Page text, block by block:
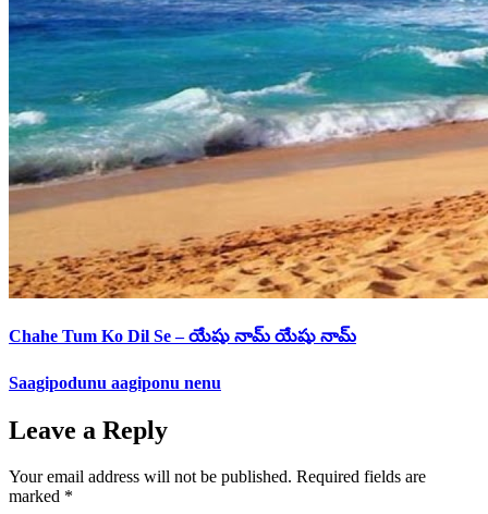
Chahe Tum Ko Dil Se – యేషు నామ్ యేషు నామ్
Saagipodunu aagiponu nenu
Leave a Reply
Your email address will not be published. Required fields are
marked *